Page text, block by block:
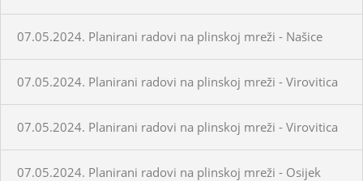
07.05.2024. Planirani radovi na plinskoj mreži - Našice
07.05.2024. Planirani radovi na plinskoj mreži - Virovitica
07.05.2024. Planirani radovi na plinskoj mreži - Virovitica
07.05.2024. Planirani radovi na plinskoj mreži - Osijek